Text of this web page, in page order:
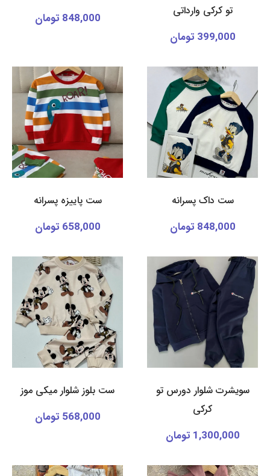
تو کرکی وارداتی
399,000 تومان
848,000 تومان
ست داک پسرانه
848,000 تومان
ست پاییزه پسرانه
658,000 تومان
سویشرت شلوار دورس تو
کرکی
1,300,000 تومان
ست بلوز شلوار میکی موز
568,000 تومان